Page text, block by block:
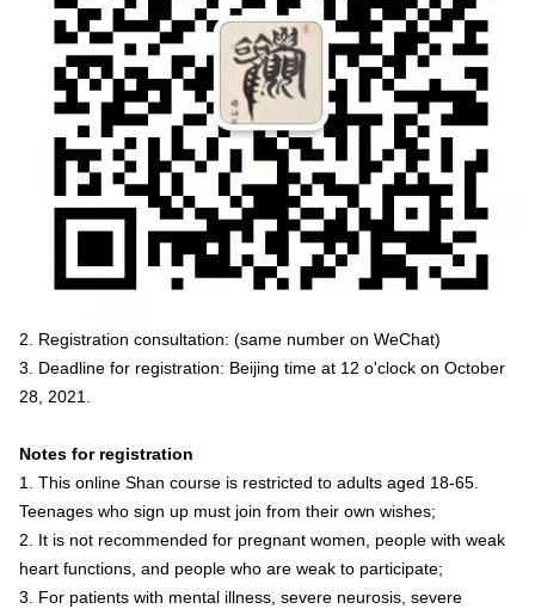
2. Registration consultation: (same number on WeChat)
3. Deadline for registration: Beijing time at 12 o'clock on October
28, 2021.
Notes for registration
1. This online Shan course is restricted to adults aged 18-65.
Teenages who sign up must join from their own wishes;
2. It is not recommended for pregnant women, people with weak
heart functions, and people who are weak to participate;
3. For patients with mental illness, severe neurosis, severe